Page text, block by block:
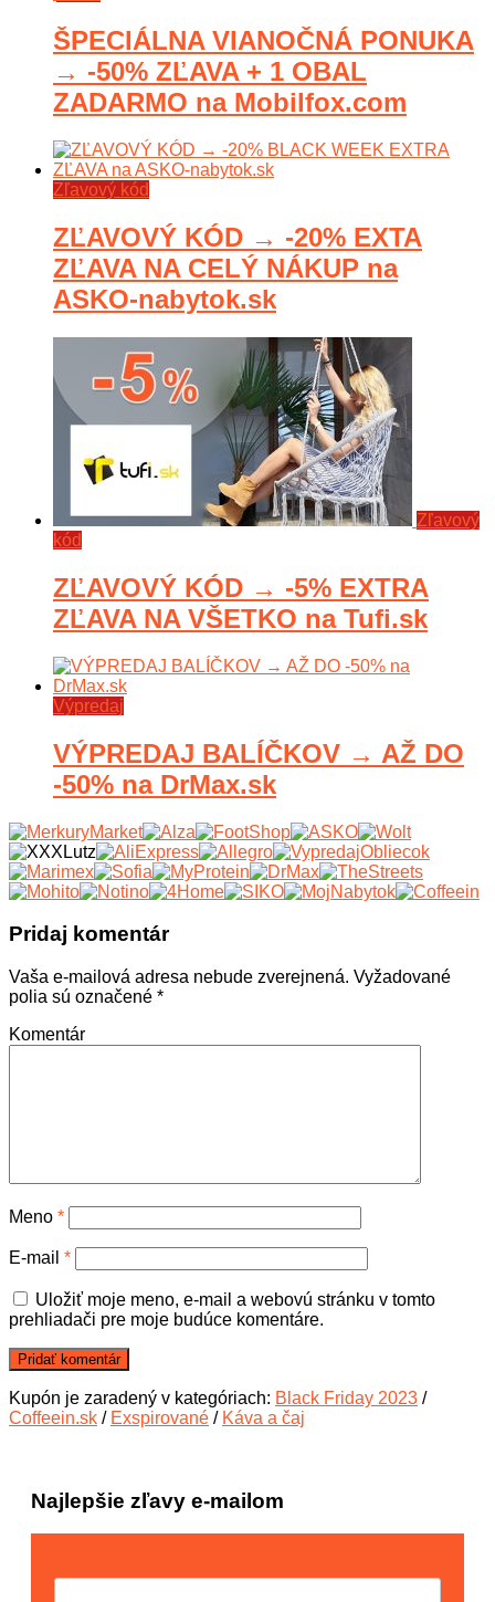
ŠPECIÁLNA VIANOČNÁ PONUKA
→ -50% ZĽAVA + 1 OBAL
ZADARMO na Mobilfox.com
Zľavový kód
ZĽAVOVÝ KÓD → -20% EXTA
ZĽAVA NA CELÝ NÁKUP na
ASKO-nabytok.sk
Zľavový
kód
ZĽAVOVÝ KÓD → -5% EXTRA
ZĽAVA NA VŠETKO na Tufi.sk
Výpredaj
VÝPREDAJ BALÍČKOV → AŽ DO
-50% na DrMax.sk
Pridaj komentár
Vaša e-mailová adresa nebude zverejnená. Vyžadované
polia sú označené *
Komentár
Meno *
E-mail *
Uložiť moje meno, e-mail a webovú stránku v tomto
prehliadači pre moje budúce komentáre.
Kupón je zaradený v kategóriach: Black Friday 2023 /
Coffeein.sk / Exspirované / Káva a čaj
Najlepšie zľavy e-mailom